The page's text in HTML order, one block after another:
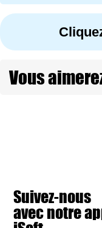
Vous
Suivez-nous
avec notre